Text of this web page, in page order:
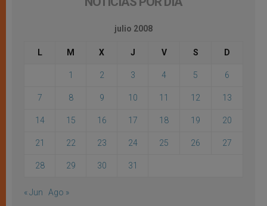
julio 2008
L M X J V S D
1 2 3 4 5 6
7 8 9 10 11 12 13
14 15 16 17 18 19 20
21 22 23 24 25 26 27
28 29 30 31
« Jun Ago »